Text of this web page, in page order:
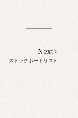
Next >
ストックボードリスト